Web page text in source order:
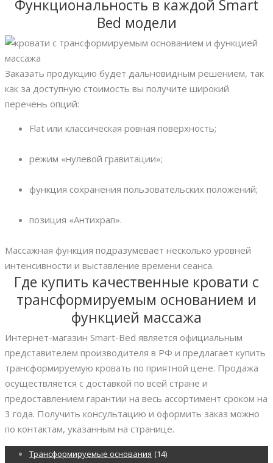
Функциональность в каждой Smart
Bed модели
Заказать продукцию будет дальновидным решением, так
как за доступную стоимость вы получите широкий
перечень опций:
Flat или классическая ровная поверхность;
режим «нулевой гравитации»;
функция сохранения пользовательских положений;
позиция «Антихрап».
Массажная функция подразумевает несколько уровней
интенсивности и выставление времени сеанса.
Где купить качественные кровати с
трансформируемым основанием и
функцией массажа
Интернет-магазин Smart-Bed является официальным
представителем производителя в РФ и предлагает купить
трансформируемую кровать по приятной цене. Продажа
осуществляется с доставкой по всей стране и
предоставлением гарантии на весь ассортимент сроком на
3 года. Получить консультацию и оформить заказ можно
по контактам, указанным на странице.
Трансформируемые основания (14)